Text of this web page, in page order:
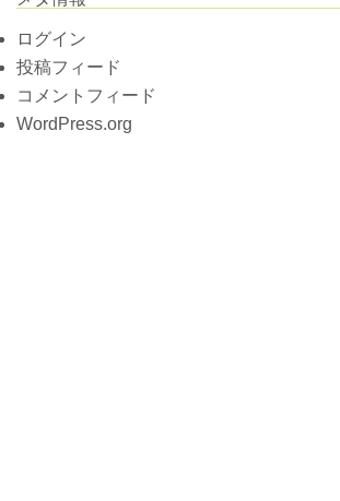
ログイン
投稿フィード
コメントフィード
WordPress.org